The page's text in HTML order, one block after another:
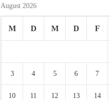
August 2026
M D M D F
3 4 5 6 7
10 11 12 13 14